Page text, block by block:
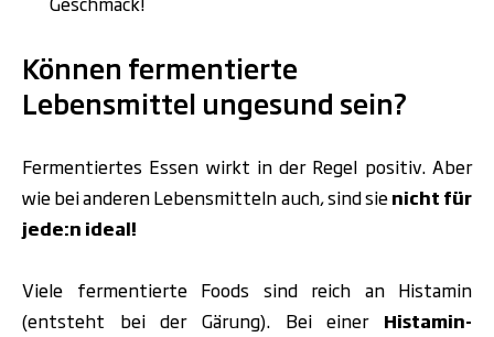
Können fermentierte
Lebensmittel ungesund sein?
Fermentiertes Essen wirkt in der Regel positiv. Aber
wie bei anderen Lebensmitteln auch, sind sienicht für
jede:n ideal!
Viele fermentierte Foods sind reich an Histamin
(entsteht bei der Gärung). Bei einer Histamin-